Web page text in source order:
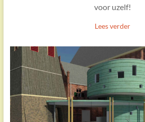
voor uzelf!
Lees verder